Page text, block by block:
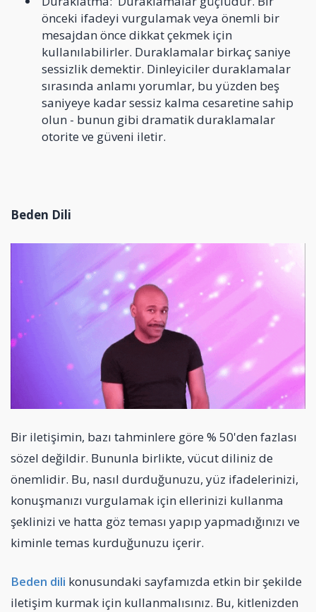
önceki ifadeyi vurgulamak veya önemli bir
mesajdan önce dikkat çekmek için
kullanılabilirler. Duraklamalar birkaç saniye
sessizlik demektir. Dinleyiciler duraklamalar
sırasında anlamı yorumlar, bu yüzden beş
saniyeye kadar sessiz kalma cesaretine sahip
olun - bunun gibi dramatik duraklamalar
otorite ve güveni iletir.
Beden Dili
Bir iletişimin, bazı tahminlere göre % 50'den fazlası
sözel değildir. Bununla birlikte, vücut diliniz de
önemlidir. Bu, nasıl durduğunuzu, yüz ifadelerinizi,
konuşmanızı vurgulamak için ellerinizi kullanma
şeklinizi ve hatta göz teması yapıp yapmadığınızı ve
kiminle temas kurduğunuzu içerir.
Beden dili konusundaki sayfamızda etkin bir şekilde
iletişim kurmak için kullanmalısınız. Bu, kitlenizden